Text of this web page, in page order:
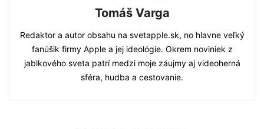
Tomáš Varga
Redaktor a autor obsahu na svetapple.sk, no hlavne veľký
fanúšik firmy Apple a jej ideológie. Okrem noviniek z
jablkového sveta patrí medzi moje záujmy aj videoherná
sféra, hudba a cestovanie.